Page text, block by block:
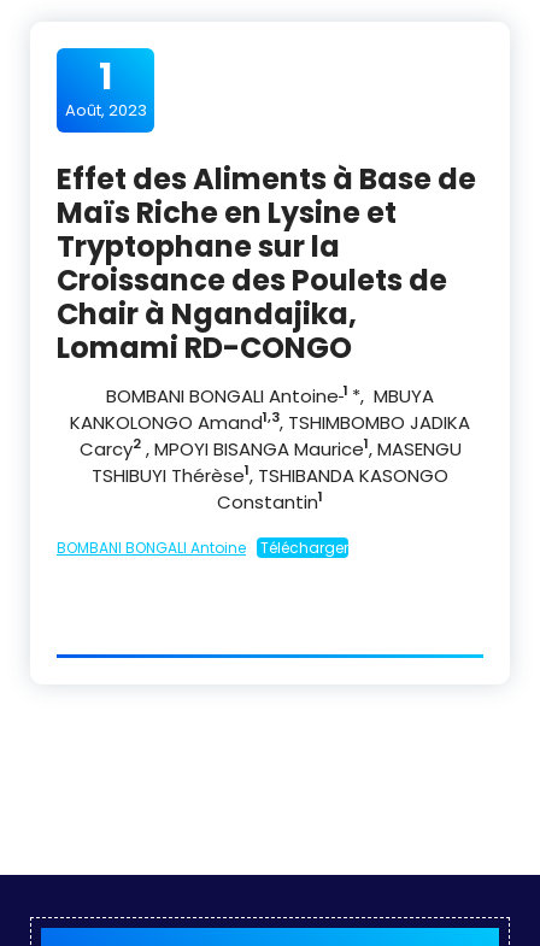
1
Août, 2023
Effet des Aliments à Base de
Maïs Riche en Lysine et
Tryptophane sur la
Croissance des Poulets de
Chair à Ngandajika,
Lomami RD-CONGO
BOMBANI BONGALI Antoine 1 *, MBUYA
KANKOLONGO Amand1,3, TSHIMBOMBO JADIKA
Carcy2, MPOYI BISANGA Maurice1, MASENGU
TSHIBUYI Thérèse1, TSHIBANDA KASONGO
Constantin1
BOMBANI BONGALI Antoine Télécharger